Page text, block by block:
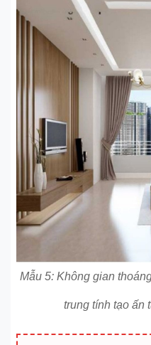
Mẫu 5: Không gian
trung tính tạo ấn